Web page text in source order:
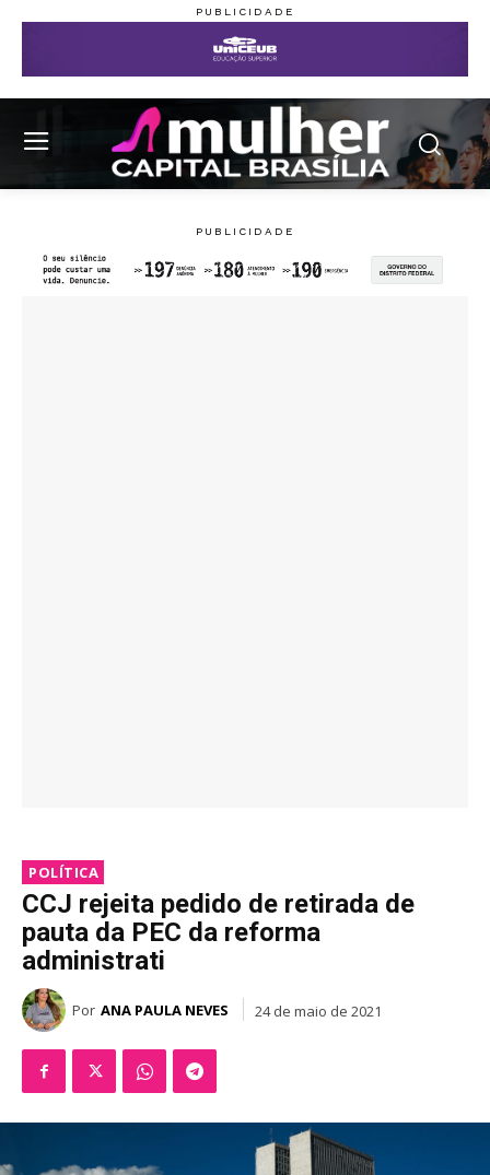
POLÍTICA
CCJ rejeita pedido de retirada de
pauta da PEC da reforma
administrati
Por ANA PAULA NEVES 24 de maio de 2021